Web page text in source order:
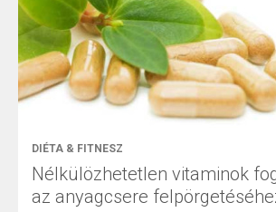
DIÉTA & FITNESZ
Nélkülözhetetlen vitaminok
az anyagcsere